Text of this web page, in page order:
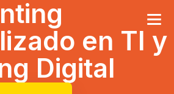
en TI y
Digital